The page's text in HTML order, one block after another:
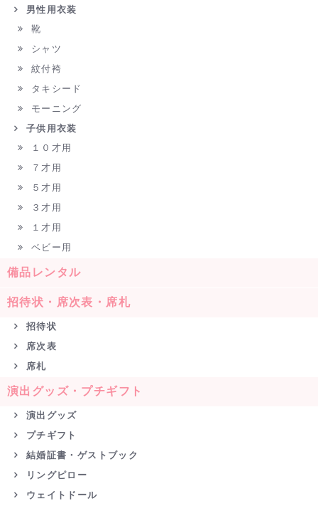
男性用衣装
靴
シャツ
紋付袴
タキシード
モーニング
子供用衣装
１０才用
７才用
５才用
３才用
１才用
ベビー用
備品レンタル
招待状・席次表・席札
招待状
席次表
席札
演出グッズ・プチギフト
演出グッズ
プチギフト
結婚証書・ゲストブック
リングピロー
ウェイトドール